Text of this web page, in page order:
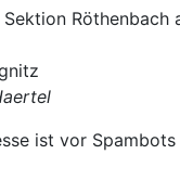
Röthenbach
ist vor